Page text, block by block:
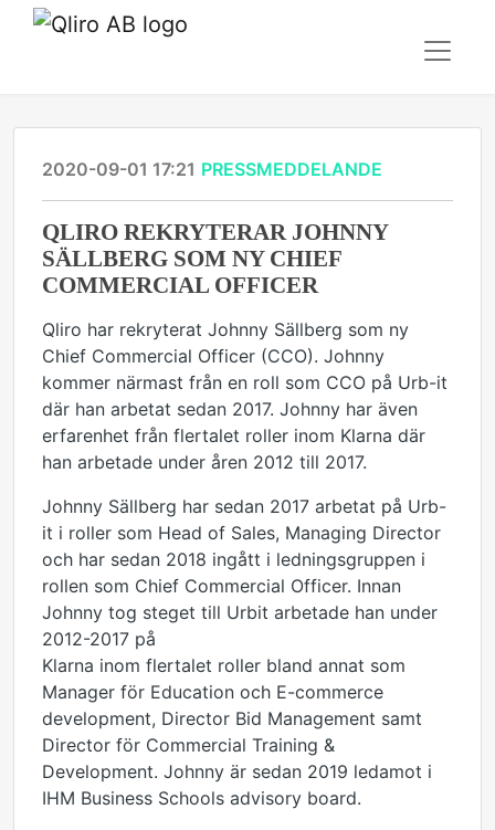
2020-09-01 17:21 PRESSMEDDELANDE
QLIRO REKRYTERAR JOHNNY
SÄLLBERG SOM NY CHIEF
COMMERCIAL OFFICER
Qliro har rekryterat Johnny Sällberg som ny
Chief Commercial Officer (CCO). Johnny
kommer närmast från en roll som CCO på Urb-it
där han arbetat sedan 2017. Johnny har även
erfarenhet från flertalet roller inom Klarna där
han arbetade under åren 2012 till 2017.
Johnny Sällberg har sedan 2017 arbetat på Urb-
it i roller som Head of Sales, Managing Director
och har sedan 2018 ingått i ledningsgruppen i
rollen som Chief Commercial Officer. Innan
Johnny tog steget till Urbit arbetade han under
2012-2017 på
Klarna inom flertalet roller bland annat som
Manager för Education och E-commerce
development, Director Bid Management samt
Director för Commercial Training &
Development. Johnny är sedan 2019 ledamot i
IHM Business Schools advisory board.